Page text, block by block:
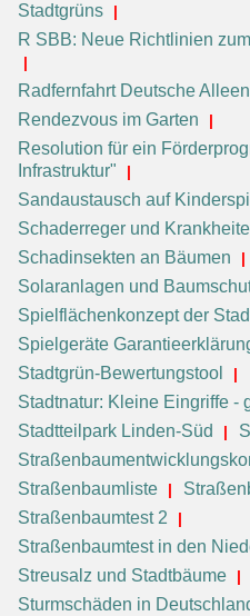
Stadtgrüns
R SBB: Neue Richtlinien
Radfernfahrt Deutsche
Rendezvous im Garten
Resolution für ein
Infrastruktur"
Sandaustausch auf
Schaderreger und
Schadinsekten an Bäumen
Solaranlagen und
Spielflächenkonzept der
Spielgeräte
Stadtgrün-Bewertungstool
Stadtnatur: Kleine Eingriffe -
Stadtteilpark Linden-Süd
Straßenbaumliste
Straßenbaumtest 2
Straßenbaumtest in den
Streusalz und Stadtbäume
Sturmschäden in